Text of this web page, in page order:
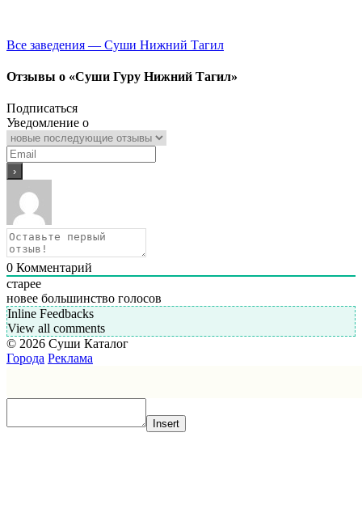
Все заведения — Суши Нижний Тагил
Отзывы о «Суши Гуру Нижний Тагил»
Подписаться
Уведомление о
0 Комментарий
старее
новее большинство голосов
Inline Feedbacks
View all comments
© 2026 Суши Каталог
Города Реклама
Insert